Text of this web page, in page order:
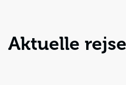
Aktuelle